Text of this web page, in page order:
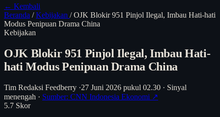
← Kembali
Beranda / Kebijakan / OJK Blokir 951 Pinjol Ilegal, Imbau Hati-hati
Modus Penipuan Drama China
Kebijakan
OJK Blokir 951 Pinjol Ilegal, Imbau Hati-
hati Modus Penipuan Drama China
Tim Redaksi Feedberry ·27 Juni 2026 pukul 02.30 · Sinyal
menengah · Sumber: CNN Indonesia Ekonomi ↗
5.7 Skor